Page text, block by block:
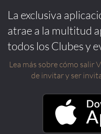
La exclusiva
atrae a la multitud
todos los Clubes y
Lea más sobre cómo salir
de invitar y ser